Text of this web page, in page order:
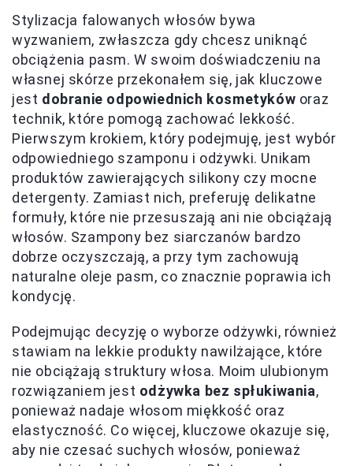
Stylizacja falowanych włosów bywa
wyzwaniem, zwłaszcza gdy chcesz uniknąć
obciążenia pasm. W swoim doświadczeniu na
własnej skórze przekonałem się, jak kluczowe
jest dobranie odpowiednich kosmetyków oraz
technik, które pomogą zachować lekkość.
Pierwszym krokiem, który podejmuję, jest wybór
odpowiedniego szamponu i odżywki. Unikam
produktów zawierających silikony czy mocne
detergenty. Zamiast nich, preferuję delikatne
formuły, które nie przesuszają ani nie obciążają
włosów. Szampony bez siarczanów bardzo
dobrze oczyszczają, a przy tym zachowują
naturalne oleje pasm, co znacznie poprawia ich
kondycję.
Podejmując decyzję o wyborze odżywki, również
stawiam na lekkie produkty nawilżające, które
nie obciążają struktury włosa. Moim ulubionym
rozwiązaniem jest odżywka bez spłukiwania,
ponieważ nadaje włosom miękkość oraz
elastyczność. Co więcej, kluczowe okazuje się,
aby nie czesać suchych włosów, ponieważ